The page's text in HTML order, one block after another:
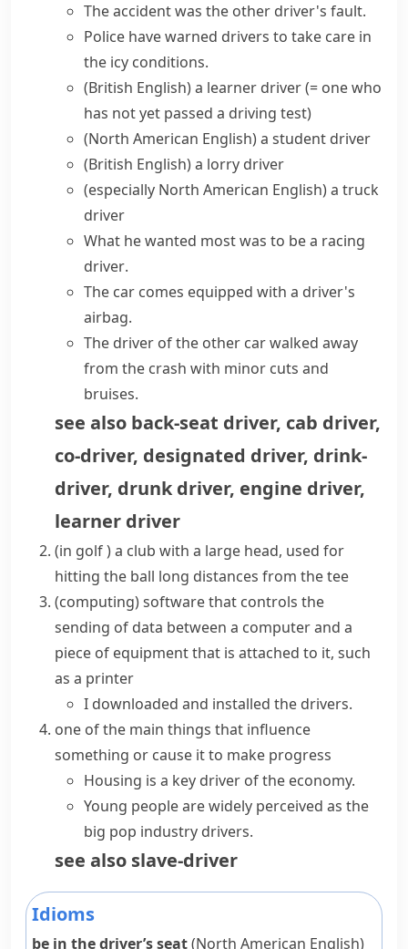
The accident was the other driver's fault.
Police have warned drivers to take care in
the icy conditions.
(British English)a learner driver(= one who
has not yet passed a driving test)
(North American English)a student driver
(British English)a lorry driver
(especially North American English)a truck
driver
What he wanted most was to be a racing
driver.
The car comes equipped with a driver's
airbag.
The driver of the other car walked away
from the crash with minor cuts and
bruises.
see also back-seat driver, cab driver,
co-driver, designated driver, drink-
driver, drunk driver, engine driver,
learner driver
(in golf)a club with a large head, used for
hitting the ball long distances from thetee
(computing)software that controls the
sending of data between a computer and a
piece of equipment that is attached to it, such
as a printer
I downloaded and installed the drivers.
one of the main things that influence
something or cause it to make progress
Housing is a key driver of the economy.
Young people are widely perceived as the
big pop industry drivers.
see also slave-driver
Idioms
be in the driver’s seat(North American English)